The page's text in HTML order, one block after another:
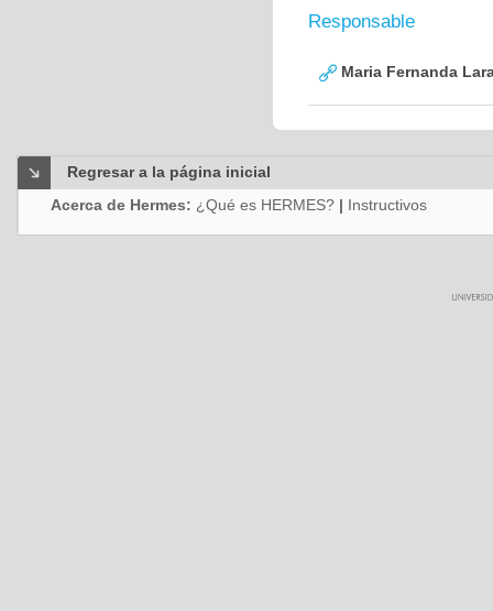
Responsable
Maria Fernanda
Regresar a la página inicial
Acerca de Hermes: ¿Qué es HERMES? | Instructivos